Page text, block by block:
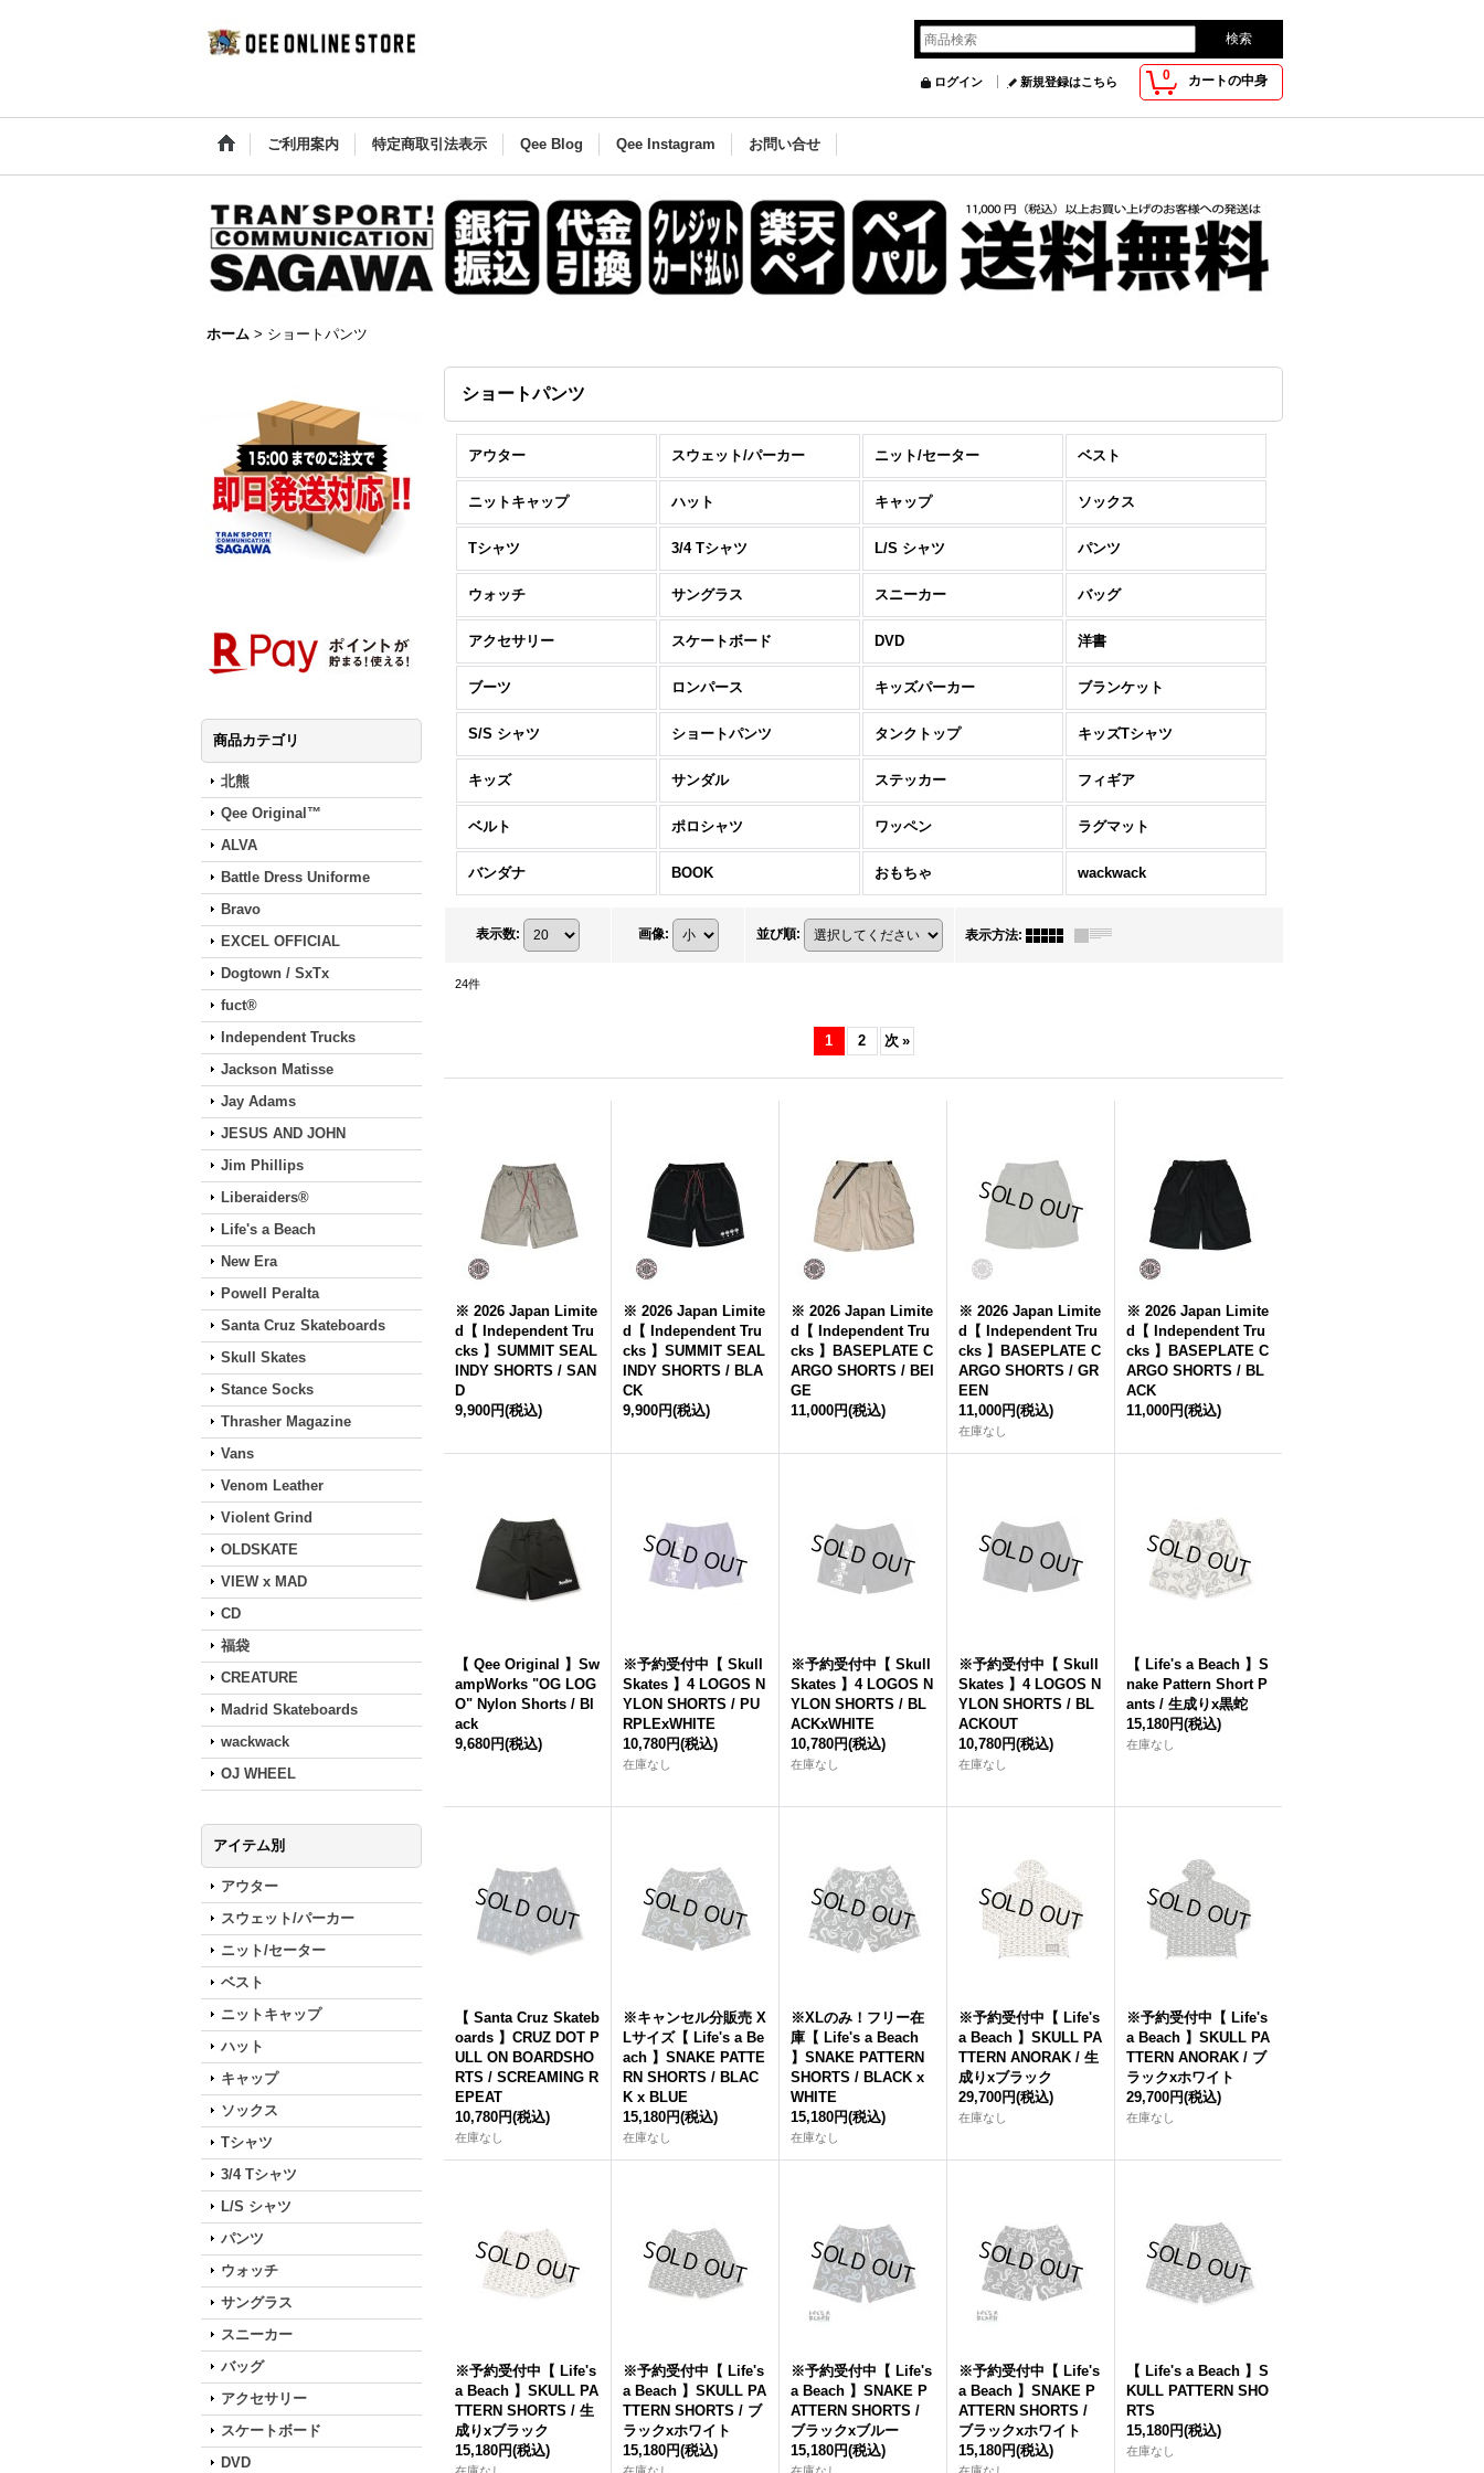
0 カートの中身
ログイン 新規登録はこちら
ご利用案内 特定商取引法表示 Qee Blog Qee Instagram お問い合せ
ホーム > ショートパンツ
商品カテゴリ
北熊
Qee Original™
ALVA
Battle Dress Uniforme
Bravo
EXCEL OFFICIAL
Dogtown / SxTx
fuct®
Independent Trucks
Jackson Matisse
Jay Adams
JESUS AND JOHN
Jim Phillips
Liberaiders®
Life's a Beach
New Era
Powell Peralta
Santa Cruz Skateboards
Skull Skates
Stance Socks
Thrasher Magazine
Vans
Venom Leather
Violent Grind
OLDSKATE
VIEW x MAD
CD
福袋
CREATURE
Madrid Skateboards
wackwack
OJ WHEEL
アイテム別
アウター
スウェット/パーカー
ニット/セーター
ベスト
ニットキャップ
ハット
キャップ
ソックス
Tシャツ
3/4 Tシャツ
L/S シャツ
パンツ
ウォッチ
サングラス
スニーカー
バッグ
アクセサリー
スケートボード
DVD
ショートパンツ
アウター スウェット/パーカー ニット/セーター ベスト
ニットキャップ ハット キャップ ソックス
Tシャツ 3/4 Tシャツ L/S シャツ パンツ
ウォッチ サングラス スニーカー バッグ
アクセサリー スケートボード DVD 洋書
ブーツ ロンパース キッズパーカー ブランケット
S/S シャツ ショートパンツ タンクトップ キッズTシャツ
キッズ サンダル ステッカー フィギア
ベルト ポロシャツ ワッペン ラグマット
バンダナ BOOK おもちゃ wackwack
表示数: 画像: 並び順: 表示方法:
24件
1 2 次 »
※ 2026 Japan Limite
d【 Independent Tru
cks 】SUMMIT SEAL
INDY SHORTS / SAN
D
9,900円(税込)
※ 2026 Japan Limite
d【 Independent Tru
cks 】SUMMIT SEAL
INDY SHORTS / BLA
CK
9,900円(税込)
※ 2026 Japan Limite
d【 Independent Tru
cks 】BASEPLATE C
ARGO SHORTS / BEI
GE
11,000円(税込)
※ 2026 Japan Limite
d【 Independent Tru
cks 】BASEPLATE C
ARGO SHORTS / GR
EEN
11,000円(税込)
在庫なし
※ 2026 Japan Limite
d【 Independent Tru
cks 】BASEPLATE C
ARGO SHORTS / BL
ACK
11,000円(税込)
【 Qee Original 】Sw
ampWorks "OG LOG
O" Nylon Shorts / Bl
ack
9,680円(税込)
※予約受付中【 Skull
Skates 】4 LOGOS N
YLON SHORTS / PU
RPLExWHITE
10,780円(税込)
在庫なし
※予約受付中【 Skull
Skates 】4 LOGOS N
YLON SHORTS / BL
ACKxWHITE
10,780円(税込)
在庫なし
※予約受付中【 Skull
Skates 】4 LOGOS N
YLON SHORTS / BL
ACKOUT
10,780円(税込)
在庫なし
【 Life's a Beach 】S
nake Pattern Short P
ants / 生成りx黒蛇
15,180円(税込)
在庫なし
【 Santa Cruz Skateb
oards 】CRUZ DOT P
ULL ON BOARDSHO
RTS / SCREAMING R
EPEAT
10,780円(税込)
在庫なし
※キャンセル分販売 X
Lサイズ【 Life's a Be
ach 】SNAKE PATTE
RN SHORTS / BLAC
K x BLUE
15,180円(税込)
在庫なし
※XLのみ！フリー在
庫【 Life's a Beach
】SNAKE PATTERN
SHORTS / BLACK x
WHITE
15,180円(税込)
在庫なし
※予約受付中【 Life's
a Beach 】SKULL PA
TTERN ANORAK / 生
成りxブラック
29,700円(税込)
在庫なし
※予約受付中【 Life's
a Beach 】SKULL PA
TTERN ANORAK / ブ
ラックxホワイト
29,700円(税込)
在庫なし
※予約受付中【 Life's
a Beach 】SKULL PA
TTERN SHORTS / 生
成りxブラック
15,180円(税込)
※予約受付中【 Life's
a Beach 】SKULL PA
TTERN SHORTS / ブ
ラックxホワイト
15,180円(税込)
※予約受付中【 Life's
a Beach 】SNAKE P
ATTERN SHORTS /
ブラックxブルー
15,180円(税込)
※予約受付中【 Life's
a Beach 】SNAKE P
ATTERN SHORTS /
ブラックxホワイト
15,180円(税込)
【 Life's a Beach 】S
KULL PATTERN SHO
RTS
15,180円(税込)
在庫なし